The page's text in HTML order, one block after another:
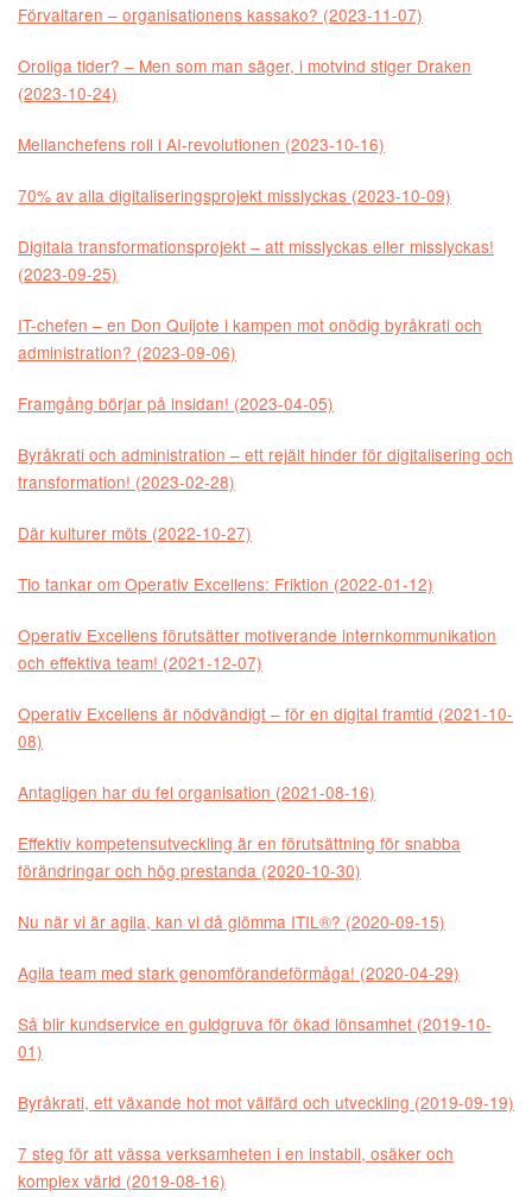
Förvaltaren – organisationens kassako? (2023-11-07)
Oroliga tider? – Men som man säger, i motvind stiger Draken
(2023-10-24)
Mellanchefens roll i AI-revolutionen (2023-10-16)
70% av alla digitaliseringsprojekt misslyckas (2023-10-09)
Digitala transformationsprojekt – att misslyckas eller misslyckas!
(2023-09-25)
IT-chefen – en Don Quijote i kampen mot onödig byråkrati och
administration? (2023-09-06)
Framgång börjar på insidan! (2023-04-05)
Byråkrati och administration – ett rejält hinder för digitalisering och
transformation! (2023-02-28)
Där kulturer möts (2022-10-27)
Tio tankar om Operativ Excellens: Friktion (2022-01-12)
Operativ Excellens förutsätter motiverande internkommunikation
och effektiva team! (2021-12-07)
Operativ Excellens är nödvändigt – för en digital framtid (2021-10-
08)
Antagligen har du fel organisation (2021-08-16)
Effektiv kompetensutveckling är en förutsättning för snabba
förändringar och hög prestanda (2020-10-30)
Nu när vi är agila, kan vi då glömma ITIL®? (2020-09-15)
Agila team med stark genomförandeförmåga! (2020-04-29)
Så blir kundservice en guldgruva för ökad lönsamhet (2019-10-
01)
Byråkrati, ett växande hot mot välfärd och utveckling (2019-09-19)
7 steg för att vässa verksamheten i en instabil, osäker och
komplex värld (2019-08-16)